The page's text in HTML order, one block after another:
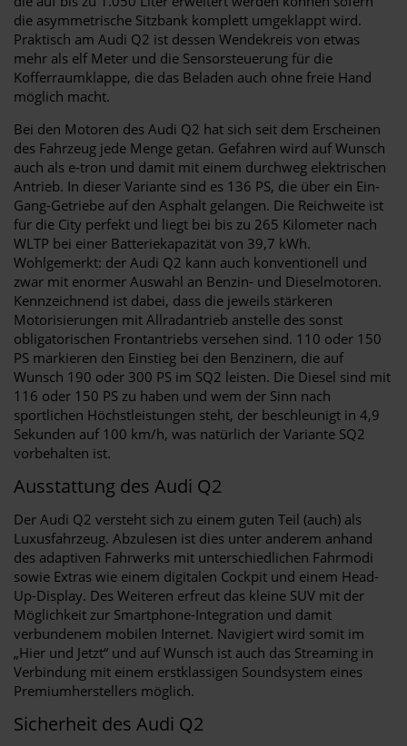
die asymmetrische Sitzbank komplett umgeklappt wird.
Praktisch am Audi Q2 ist dessen Wendekreis von etwas
mehr als elf Meter und die Sensorsteuerung für die
Kofferraumklappe, die das Beladen auch ohne freie Hand
möglich macht.
Bei den Motoren des Audi Q2 hat sich seit dem Erscheinen
des Fahrzeug jede Menge getan. Gefahren wird auf Wunsch
auch als e-tron und damit mit einem durchweg elektrischen
Antrieb. In dieser Variante sind es 136 PS, die über ein Ein-
Gang-Getriebe auf den Asphalt gelangen. Die Reichweite ist
für die City perfekt und liegt bei bis zu 265 Kilometer nach
WLTP bei einer Batteriekapazität von 39,7 kWh.
Wohlgemerkt: der Audi Q2 kann auch konventionell und
zwar mit enormer Auswahl an Benzin- und Dieselmotoren.
Kennzeichnend ist dabei, dass die jeweils stärkeren
Motorisierungen mit Allradantrieb anstelle des sonst
obligatorischen Frontantriebs versehen sind. 110 oder 150
PS markieren den Einstieg bei den Benzinern, die auf
Wunsch 190 oder 300 PS im SQ2 leisten. Die Diesel sind mit
116 oder 150 PS zu haben und wem der Sinn nach
sportlichen Höchstleistungen steht, der beschleunigt in 4,9
Sekunden auf 100 km/h, was natürlich der Variante SQ2
vorbehalten ist.
Ausstattung des Audi Q2
Der Audi Q2 versteht sich zu einem guten Teil (auch) als
Luxusfahrzeug. Abzulesen ist dies unter anderem anhand
des adaptiven Fahrwerks mit unterschiedlichen Fahrmodi
sowie Extras wie einem digitalen Cockpit und einem Head-
Up-Display. Des Weiteren erfreut das kleine SUV mit der
Möglichkeit zur Smartphone-Integration und damit
verbundenem mobilen Internet. Navigiert wird somit im
„Hier und Jetzt“ und auf Wunsch ist auch das Streaming in
Verbindung mit einem erstklassigen Soundsystem eines
Premiumherstellers möglich.
Sicherheit des Audi Q2